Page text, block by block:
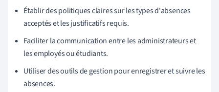
Établir des politiques claires sur les types d'absences
acceptés et les justificatifs requis.
Faciliter la communication entre les administrateurs et
les employés ou étudiants.
Utiliser des outils de gestion pour enregistrer et suivre les
absences.